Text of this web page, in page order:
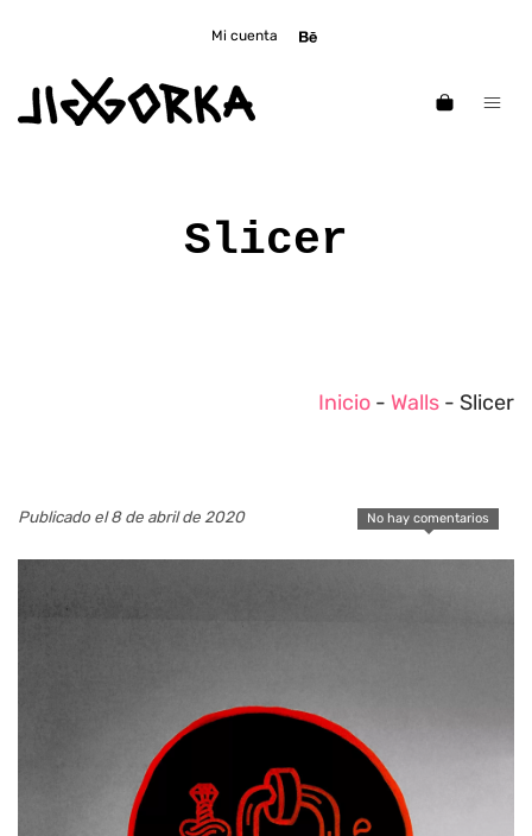
Mi cuenta
Slicer
Inicio - Walls - Slicer
No hay comentarios
Publicado el 8 de abril de 2020